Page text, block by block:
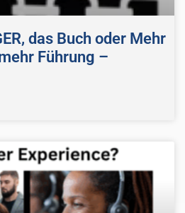
das Buch oder Mehr
Führung –